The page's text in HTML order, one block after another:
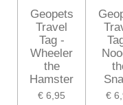
Geopets
Travel
Tag -
Wheeler
the
Hamster
€ 6,95 €